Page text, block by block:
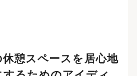
憩スペースを居心地